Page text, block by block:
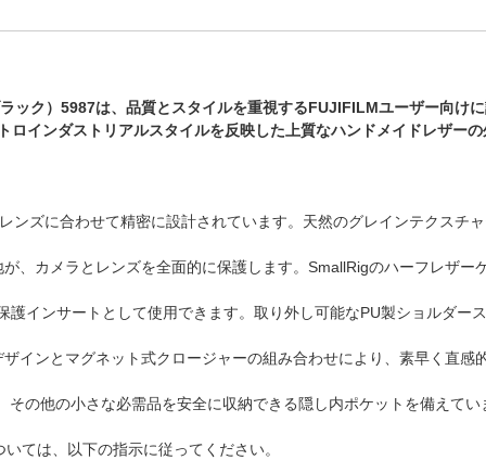
ク）5987は、品質とスタイルを重視するFUJIFILMユーザー向け
インダストリアルスタイルを反映した上質なハンドメイドレザー
ズに合わせて精密に設計されています。天然のグレインテクスチ
、カメラとレンズを全面的に保護します。SmallRigのハーフレザー
インサートとして使用できます。取り外し可能なPU製ショルダー
インとマグネット式クロージャーの組み合わせにより、素早く直感
の他の小さな必需品を安全に収納できる隠し内ポケットを備えてい
ては、以下の指示に従ってください。